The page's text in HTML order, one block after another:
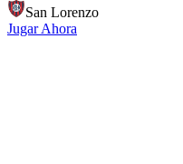
San Lorenzo
Jugar Ahora